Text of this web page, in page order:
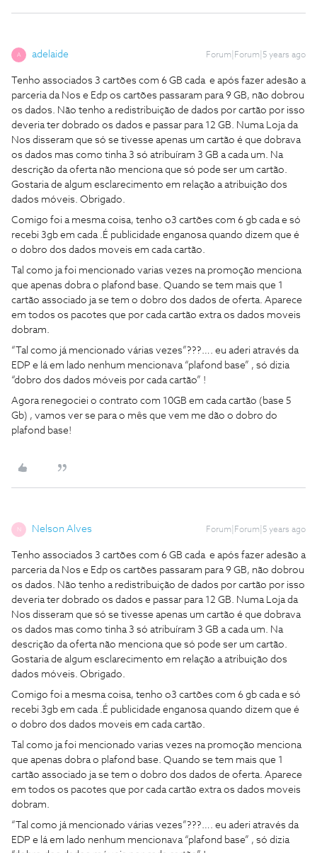
A adelaide Forum|Forum|5 years ago
Tenho associados 3 cartões com 6 GB cada e após fazer adesão a
parceria da Nos e Edp os cartões passaram para 9 GB, não dobrou
os dados. Não tenho a redistribuição de dados por cartão por isso
deveria ter dobrado os dados e passar para 12 GB. Numa Loja da
Nos disseram que só se tivesse apenas um cartão é que dobrava
os dados mas como tinha 3 só atribuíram 3 GB a cada um. Na
descrição da oferta não menciona que só pode ser um cartão.
Gostaria de algum esclarecimento em relação a atribuição dos
dados móveis. Obrigado.
Comigo foi a mesma coisa, tenho o3 cartões com 6 gb cada e só
recebi 3gb em cada .É publicidade enganosa quando dizem que é
o dobro dos dados moveis em cada cartão.
Tal como ja foi mencionado varias vezes na promoção menciona
que apenas dobra o plafond base. Quando se tem mais que 1
cartão associado ja se tem o dobro dos dados de oferta. Aparece
em todos os pacotes que por cada cartão extra os dados moveis
dobram.
“Tal como já mencionado várias vezes”???…. eu aderi através da
EDP e lá em lado nenhum mencionava “plafond base” , só dizia
“dobro dos dados móveis por cada cartão” !
Agora renegociei o contrato com 10GB em cada cartão (base 5
Gb) , vamos ver se para o mês que vem me dão o dobro do
plafond base!
N Nelson Alves Forum|Forum|5 years ago
Tenho associados 3 cartões com 6 GB cada e após fazer adesão a
parceria da Nos e Edp os cartões passaram para 9 GB, não dobrou
os dados. Não tenho a redistribuição de dados por cartão por isso
deveria ter dobrado os dados e passar para 12 GB. Numa Loja da
Nos disseram que só se tivesse apenas um cartão é que dobrava
os dados mas como tinha 3 só atribuíram 3 GB a cada um. Na
descrição da oferta não menciona que só pode ser um cartão.
Gostaria de algum esclarecimento em relação a atribuição dos
dados móveis. Obrigado.
Comigo foi a mesma coisa, tenho o3 cartões com 6 gb cada e só
recebi 3gb em cada .É publicidade enganosa quando dizem que é
o dobro dos dados moveis em cada cartão.
Tal como ja foi mencionado varias vezes na promoção menciona
que apenas dobra o plafond base. Quando se tem mais que 1
cartão associado ja se tem o dobro dos dados de oferta. Aparece
em todos os pacotes que por cada cartão extra os dados moveis
dobram.
“Tal como já mencionado várias vezes”???…. eu aderi através da
EDP e lá em lado nenhum mencionava “plafond base” , só dizia